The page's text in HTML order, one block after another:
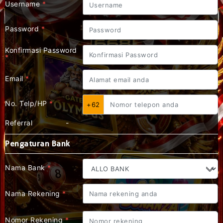
Username*
Password *
Konfirmasi Password
*
Email*
No. Telp/HP * +62
Referral -
Pengaturan Bank
Nama Bank*
Nama Rekening*
Nomor Rekening*